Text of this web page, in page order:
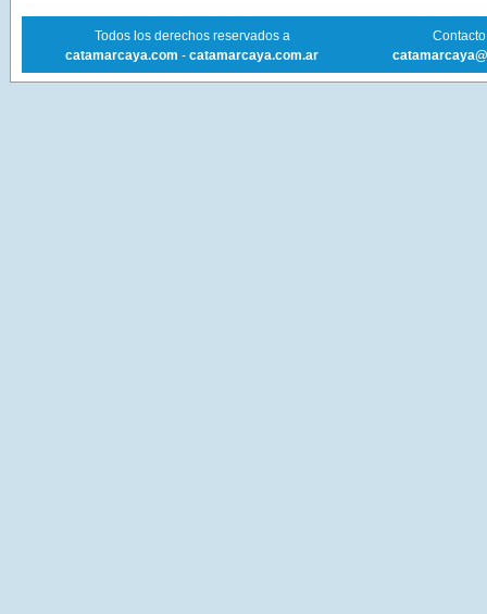
Todos los derechos reservados a
catamarcaya.com - catamarcaya.com.ar